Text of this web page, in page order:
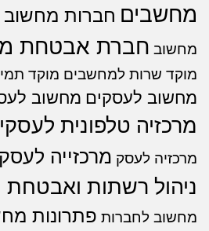
מחשבים חברות מחשוב
מחשוב חברת אבטחת
מוקד שרות למחשבים מוקד
מחשוב לעסקים מחשוב
מרכזיה טלפונית
מרכזיה לעסק מרכזייה לעסק
ניהול רשתות ואבטחת
מחשוב לחברות פתרונות